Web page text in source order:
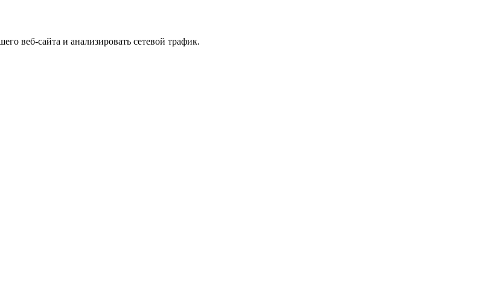
веб-сайта и анализировать сетевой трафик.